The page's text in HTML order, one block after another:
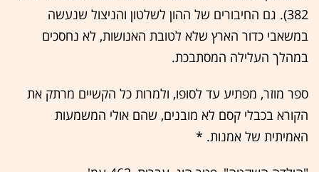
382). גם החיבורים של ההון לשלטון והניצול שנעשה
במשאבי כדור הארץ שלא לטובת האנושות, לא נחסכים
במהלך העלילה המסתבכת.
ספר מוזר, מפתיע עד לסופו, ולמרות כל הקשיים מרתק את
הקורא בכבלי קסם לא מובנים, שהם אולי המשמעות
האמיתית של אמנות. *